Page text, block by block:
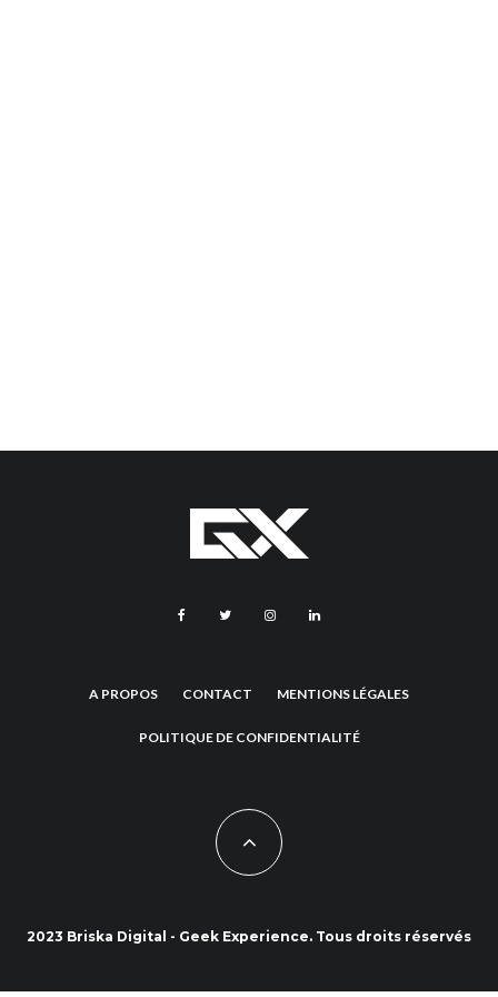
A PROPOS CONTACT MENTIONS LÉGALES
POLITIQUE DE CONFIDENTIALITÉ
2023 Briska Digital - Geek Experience. Tous droits réservés